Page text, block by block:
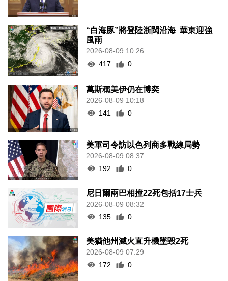
“白海豚”將登陸浙閩沿海 華東迎強
風雨
2026-08-09 10:26
417
0
萬斯稱美伊仍在博奕
2026-08-09 10:18
141
0
美軍司令訪以色列商多戰線局勢
2026-08-09 08:37
192
0
尼日爾兩巴相撞22死包括17士兵
2026-08-09 08:32
135
0
美猶他州滅火直升機墜毀2死
2026-08-09 07:29
172
0